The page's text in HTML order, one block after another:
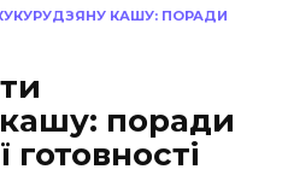
КАШУ: ПОРАДИ
поради
готовності